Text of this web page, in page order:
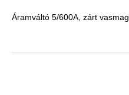
Áramváltó 5/600A, zárt vasmag